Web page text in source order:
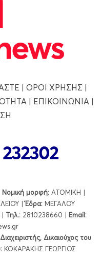
| ΟΡΟΙ ΧΡΗΣΗΣ |
| ΕΠΙΚΟΙΝΩΝΙΑ|
Νομική μορφή: ΑΤΟΜΙΚΗ |
|Έδρα: ΜΕΓΑΛΟΥ
| Τηλ.: 2810238660 | Εmail:
Δικαιούχος του
ΚΟΚΑΡΑΚΗΣ ΓΕΩΡΓΙΟΣ